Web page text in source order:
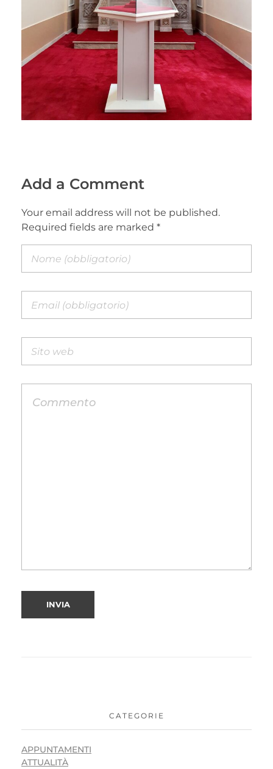
Add a Comment
Your email address will not be published.
Required fields are marked *
CATEGORIE
APPUNTAMENTI
ATTUALITÀ